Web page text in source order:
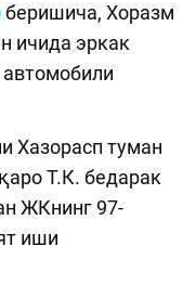
беришича, Хоразм
ичида эркак
Хазорасп туман
Т.К. бедарак
ЖКнинг 97-
иши